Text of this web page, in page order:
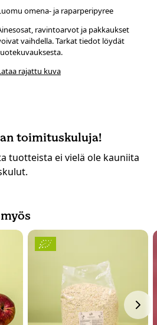
omena- ja raparperipyree
ravintoarvot ja pakkaukset
vaihdella. Tarkat tiedot löydät
rajattu kuva
toimituskuluja!
tuotteista ei vielä ole kauniita